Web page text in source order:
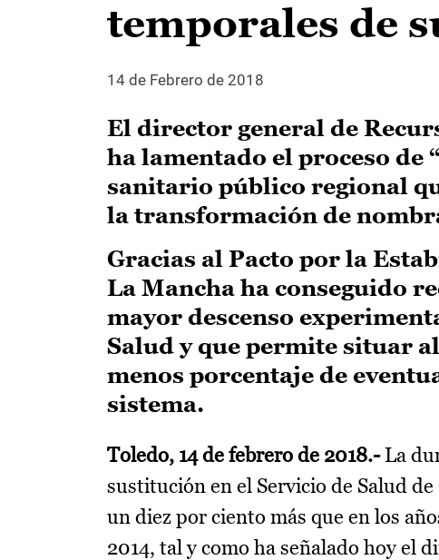
temporales de
14 de Febrero de 2018
El director general de
ha lamentado el proceso de
sanitario público regional
la transformación de
Gracias al Pacto por la
La Mancha ha conseguido
mayor descenso
Salud y que permite situar
menos porcentaje de
sistema.
Toledo, 14 de febrero de 2018.-La
sustitución en el Servicio de Salud
un diez por ciento más que en los
2014, tal y como ha señalado hoy el